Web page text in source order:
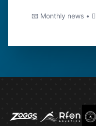
📧 Monthly news •